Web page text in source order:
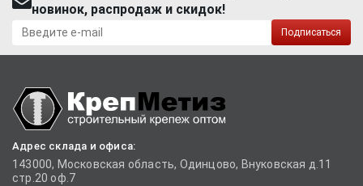
новинок, распродаж и скидок!
Подписаться
Адрес склада и офиса:
143000, Московская область, Одинцово, Внуковская д.11
стр.20 оф.7